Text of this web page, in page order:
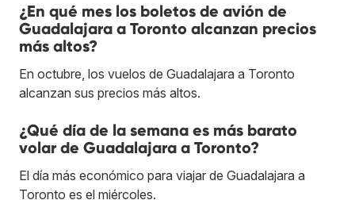
¿En qué mes los boletos de avión de
Guadalajara a Toronto alcanzan precios
más altos?
En octubre, los vuelos de Guadalajara a Toronto
alcanzan sus precios más altos.
¿Qué día de la semana es más barato
volar de Guadalajara a Toronto?
El día más económico para viajar de Guadalajara a
Toronto es el miércoles.